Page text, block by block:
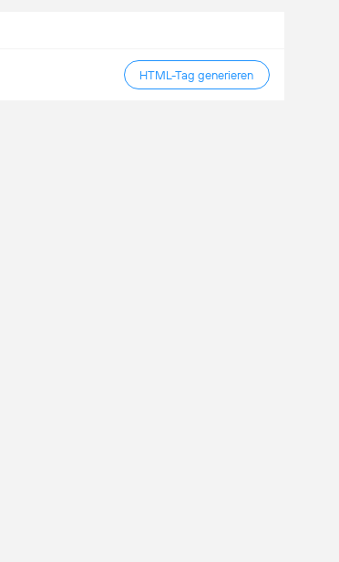
HTML-Tag generieren